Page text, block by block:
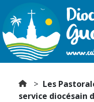
Les
service diocésain